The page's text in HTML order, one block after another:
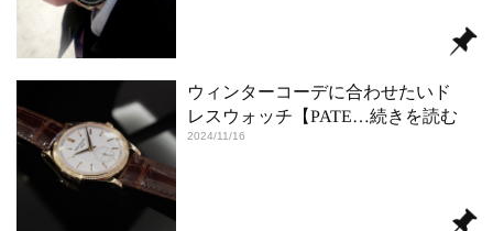
ウィンターコーデに合わせたいド
レスウォッチ【PATE…続きを読む
2024/11/16